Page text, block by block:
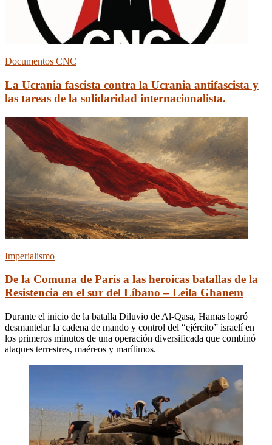
Documentos CNC
La Ucrania fascista contra la Ucrania antifascista y
las tareas de la solidaridad internacionalista.
Imperialismo
De la Comuna de París a las heroicas batallas de la
Resistencia en el sur del Líbano – Leila Ghanem
Durante el inicio de la batalla Diluvio de Al-Qasa, Hamas logró
desmantelar la cadena de mando y control del “ejército” israelí en
los primeros minutos de una operación diversificada que combinó
ataques terrestres, maéreos y marítimos.